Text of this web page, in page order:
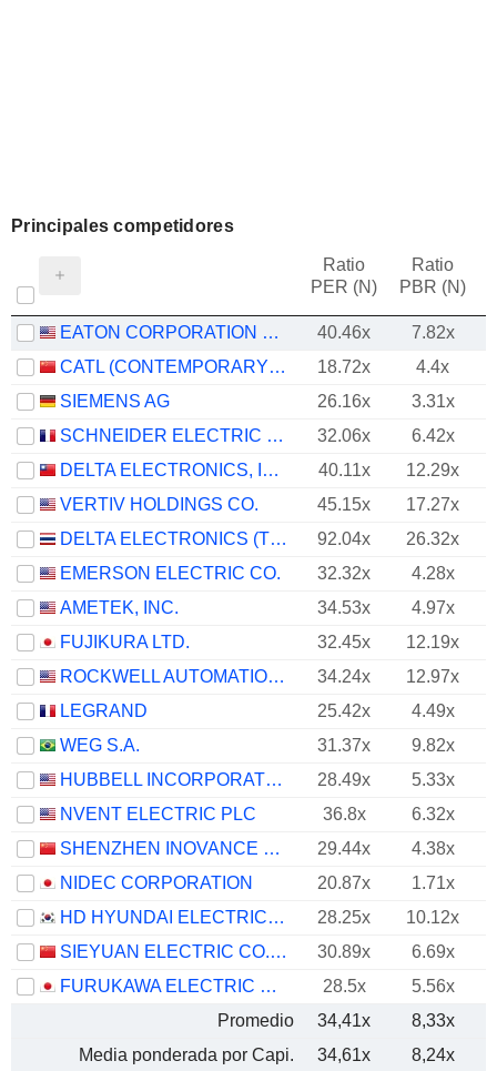
Principales competidores
Ratio
PER (N)
Ratio
PBR (N)
EATON CORPORATION PLC 40.46x
7.82x
CATL (CONTEMPORARY AMPEREX TECHNOLOGY)
18.72x
4.4x
SIEMENS AG
26.16x
3.31x
SCHNEIDER ELECTRIC SE
32.06x
6.42x
DELTA ELECTRONICS, INC.
40.11x
12.29x
VERTIV HOLDINGS CO.
45.15x
17.27x
DELTA ELECTRONICS (THAILAND)
92.04x
26.32x
EMERSON ELECTRIC CO.
32.32x
4.28x
AMETEK, INC.
34.53x
4.97x
FUJIKURA LTD.
32.45x
12.19x
ROCKWELL AUTOMATION, INC.
34.24x
12.97x
LEGRAND
25.42x
4.49x
WEG S.A.
31.37x 9.82x
HUBBELL INCORPORATED
28.49x
5.33x
NVENT ELECTRIC PLC
36.8x
6.32x
SHENZHEN INOVANCE TECHNOLOGY CO.,LTD
29.44x
4.38x
NIDEC CORPORATION
20.87x
1.71x
HD HYUNDAI ELECTRIC CO., LTD.
28.25x
10.12x
SIEYUAN ELECTRIC CO., LTD.
30.89x
6.69x
FURUKAWA ELECTRIC CO., LTD.
28.5x
5.56x
Promedio
34,41x
8,33x
Media ponderada por Capi.
34,61x 8,24x